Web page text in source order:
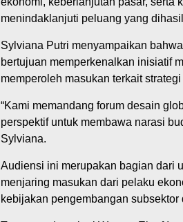
menindaklanjuti peluang yang
Sylviana Putri menyampaikan
bertujuan memperkenalkan inisiatif
memperoleh masukan terkait
“Kami memandang forum desain
perspektif untuk membawa narasi
Sylviana.
Audiensi ini merupakan bagian dari
menjaring masukan dari pelaku
kebijakan pengembangan